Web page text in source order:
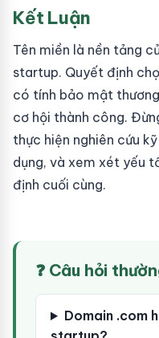
Kết Luận
Tên miền là nền tảng
startup. Quyết định
có tính bảo mật
cơ hội thành công.
thực hiện nghiên cứu
dụng, và xem xét yếu
định cuối cùng.
❓ Câu hỏi
Domain .com